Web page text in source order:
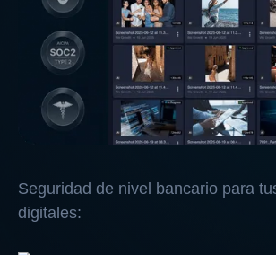
Seguridad de nivel bancario para
digitales: